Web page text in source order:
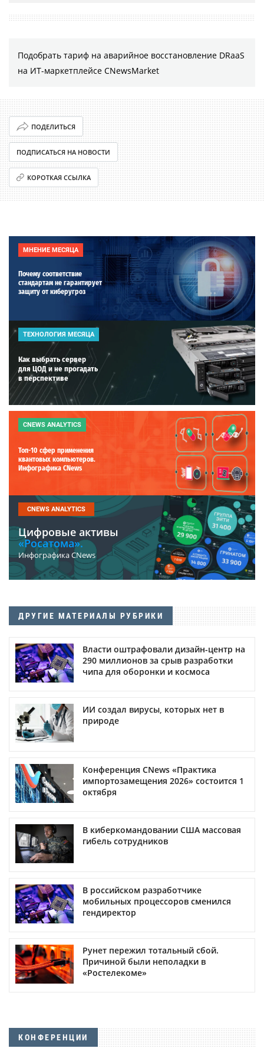
Подобрать тариф на аварийное восстановление DRaaS
на ИТ-маркетплейсе CNewsMarket
ПОДЕЛИТЬСЯ
ПОДПИСАТЬСЯ НА НОВОСТИ
КОРОТКАЯ ССЫЛКА
МНЕНИЕ МЕСЯЦА
Почему соответствие
стандартам не гарантирует
защиту от киберугроз
ТЕХНОЛОГИЯ МЕСЯЦА
Как выбрать сервер
для ЦОД и не прогадать
в перспективе
CNEWS ANALYTICS
Топ-10 сфер применения
квантовых компьютеров.
Инфографика CNews
CNEWS ANALYTICS
Цифровые активы
«Росатома».
Инфографика CNews
ДРУГИЕ МАТЕРИАЛЫ РУБРИКИ
Власти оштрафовали дизайн-центр на
290 миллионов за срыв разработки
чипа для оборонки и космоса
ИИ создал вирусы, которых нет в
природе
Конференция CNews «Практика
импортозамещения 2026» состоится 1
октября
В киберкомандовании США массовая
гибель сотрудников
В российском разработчике
мобильных процессоров сменился
гендиректор
Рунет пережил тотальный сбой.
Причиной были неполадки в
«Ростелекоме»
КОНФЕРЕНЦИИ